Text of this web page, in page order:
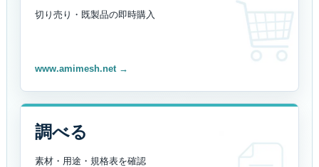
切り売り・既製品の即時購入
www.amimesh.net →
調べる
素材・用途・規格表を確認